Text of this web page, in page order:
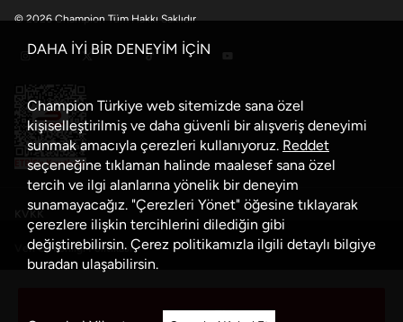
Sepete Ekle
© 2026 Champion Tüm Hakkı Saklıdır
KVKK
Veri Güvenliği Politikası
DAHA İYİ BİR DENEYİM İÇİN
Champion Türkiye web sitemizde sana özel
kişiselleştirilmiş ve daha güvenli bir alışveriş deneyimi
sunmak amacıyla çerezleri kullanıyoruz. Reddet
seçeneğine tıklaman halinde maalesef sana özel
tercih ve ilgi alanlarına yönelik bir deneyim
sunamayacağız. "Çerezleri Yönet" öğesine tıklayarak
çerezlere ilişkin tercihlerini dilediğin gibi
değiştirebilirsin. Çerez politikamızla ilgili detaylı bilgiye
buradan ulaşabilirsin.